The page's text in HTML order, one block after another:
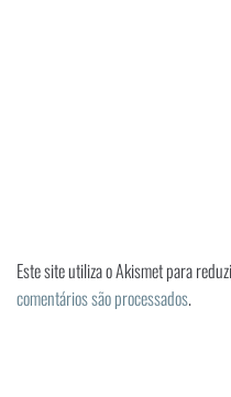
Este site utiliza o Akismet para
comentários são processados.